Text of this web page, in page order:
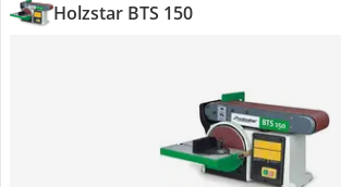
Holzstar BTS 150